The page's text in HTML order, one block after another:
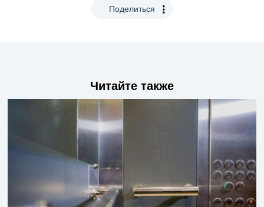
Поделиться
Читайте также